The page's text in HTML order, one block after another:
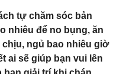
tự chăm sóc bản
nhiêu để no bụng, ăn
chịu, ngủ bao nhiêu giờ
ai sẽ giúp bạn vui lên